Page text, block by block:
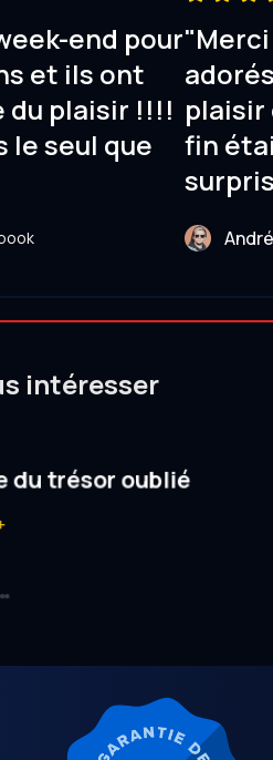
end pour
et ils ont
du plaisir !!!!
le seul que
plaisir
fin
intéresser
du trésor oublié